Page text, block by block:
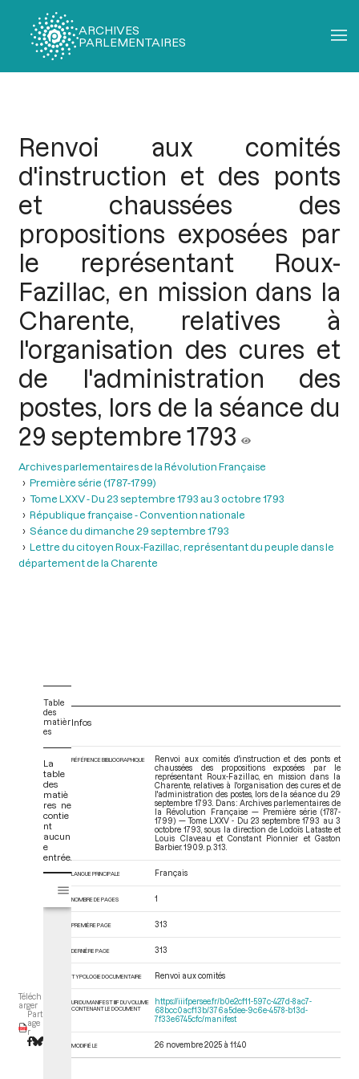
ARCHIVES
PARLEMENTAIRES
Renvoi aux comités
d'instruction et des ponts
et chaussées des
propositions exposées par
le représentant Roux-
Fazillac, en mission dans la
Charente, relatives à
l'organisation des cures et
de l'administration des
postes, lors de la séance du
29 septembre 1793
Archives parlementaires de la Révolution Française
Première série (1787-1799)
Tome LXXV - Du 23 septembre 1793 au 3 octobre 1793
République française - Convention nationale
Séance du dimanche 29 septembre 1793
Lettre du citoyen Roux-Fazillac, représentant du peuple dans le
département de la Charente
Téléch
arger
Part
age
r
Table
des
matièr
es
La
table
des
matiè
res ne
contie
nt
aucun
e
entrée.
s
Tome LXXV - Du 23 septembre 1793 au 3 octobre 1793
Infos
RÉFÉRENCE BIBLIOGRAPHIQUE
Renvoi aux comités d'instruction et des ponts et
chaussées des propositions exposées par le
représentant Roux-Fazillac, en mission dans la
Charente, relatives à l'organisation des cures et de
l'administration des postes, lors de la séance du 29
septembre 1793. Dans : Archives parlementaires de
la Révolution Française — Première série (1787-
1799) — Tome LXXV - Du 23 septembre 1793 au 3
octobre 1793 , sous la direction de Lodoïs Lataste et
Louis Claveau et Constant Pionnier et Gaston
Barbier. 1909. p. 313.
LANGUE PRINCIPALE Français
NOMBRE DE PAGES 1
PREMIÈRE PAGE 313
DERNIÈRE PAGE 313
TYPOLOGIE DOCUMENTAIRE Renvoi aux comités
URI DU MANIFEST IIIF DU VOLUME
CONTENANT LE DOCUMENT
https://iiif.persee.fr/b0e2cf11-597c-427d-8ac7-
68bcc0acf13b/376a5dee-9c6e-4578-b13d-
7f33e6745cfc/manifest
MODIFIÉ LE 26 novembre 2025 à 11:40